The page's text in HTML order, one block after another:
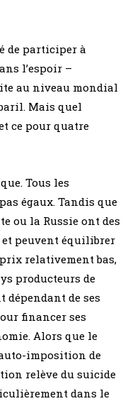
de participer à
l’espoir –
au niveau mondial
Mais quel
ce pour quatre
Tous les
égaux. Tandis que
ou la Russie ont des
et peuvent équilibrer
relativement bas,
producteurs de
dépendant de ses
financer ses
Alors que le
imposition de
relève du suicide
dans le